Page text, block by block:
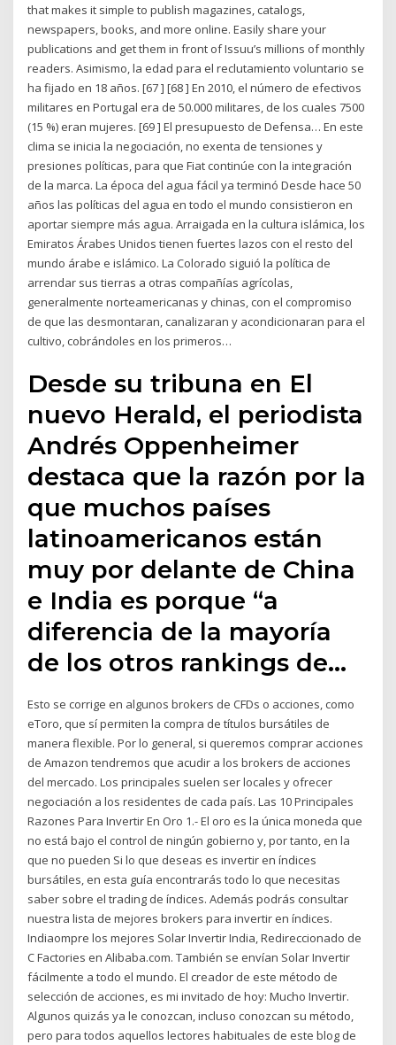
that makes it simple to publish magazines, catalogs,
newspapers, books, and more online. Easily share your
publications and get them in front of Issuu’s millions of monthly
readers. Asimismo, la edad para el reclutamiento voluntario se
ha fijado en 18 años. [67 ] [68 ] En 2010, el número de efectivos
militares en Portugal era de 50.000 militares, de los cuales 7500
(15 %) eran mujeres. [69 ] El presupuesto de Defensa… En este
clima se inicia la negociación, no exenta de tensiones y
presiones políticas, para que Fiat continúe con la integración
de la marca. La época del agua fácil ya terminó Desde hace 50
años las políticas del agua en todo el mundo consistieron en
aportar siempre más agua. Arraigada en la cultura islámica, los
Emiratos Árabes Unidos tienen fuertes lazos con el resto del
mundo árabe e islámico. La Colorado siguió la política de
arrendar sus tierras a otras compañías agrícolas,
generalmente norteamericanas y chinas, con el compromiso
de que las desmontaran, canalizaran y acondicionaran para el
cultivo, cobrándoles en los primeros…
Desde su tribuna en El
nuevo Herald, el periodista
Andrés Oppenheimer
destaca que la razón por la
que muchos países
latinoamericanos están
muy por delante de China
e India es porque “a
diferencia de la mayoría
de los otros rankings de…
Esto se corrige en algunos brokers de CFDs o acciones, como
eToro, que sí permiten la compra de títulos bursátiles de
manera flexible. Por lo general, si queremos comprar acciones
de Amazon tendremos que acudir a los brokers de acciones
del mercado. Los principales suelen ser locales y ofrecer
negociación a los residentes de cada país. Las 10 Principales
Razones Para Invertir En Oro 1.- El oro es la única moneda que
no está bajo el control de ningún gobierno y, por tanto, en la
que no pueden Si lo que deseas es invertir en índices
bursátiles, en esta guía encontrarás todo lo que necesitas
saber sobre el trading de índices. Además podrás consultar
nuestra lista de mejores brokers para invertir en índices.
Indiaompre los mejores Solar Invertir India, Redireccionado de
C Factories en Alibaba.com. También se envían Solar Invertir
fácilmente a todo el mundo. El creador de este método de
selección de acciones, es mi invitado de hoy: Mucho Invertir.
Algunos quizás ya le conozcan, incluso conozcan su método,
pero para todos aquellos lectores habituales de este blog de